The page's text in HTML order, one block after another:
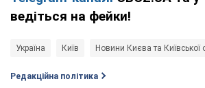
ведіться на фейки!
Україна Київ Новини Києва та Київської
Редакційна політика